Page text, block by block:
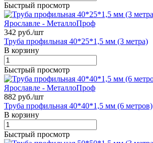
Быстрый просмотр
342 руб./шт
Труба профильная 40*25*1,5 мм (3 метра)
В корзину
Быстрый просмотр
882 руб./шт
Труба профильная 40*40*1,5 мм (6 метров)
В корзину
Быстрый просмотр